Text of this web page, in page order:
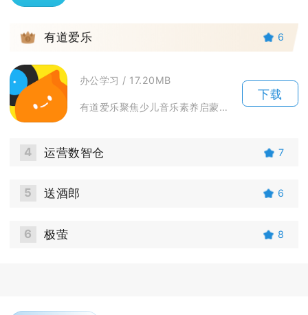
3 有道爱乐 6
办公学习 / 17.20MB
有道爱乐聚焦少儿音乐素养启蒙，围绕乐理学习、节奏训练、乐曲赏析搭建完整线上学习体系，覆盖零...
下载
4 运营数智仓 7
5 送酒郎 6
6 极萤 8